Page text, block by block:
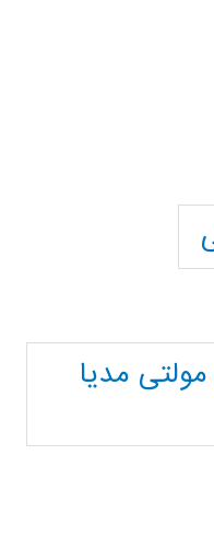
مدیا